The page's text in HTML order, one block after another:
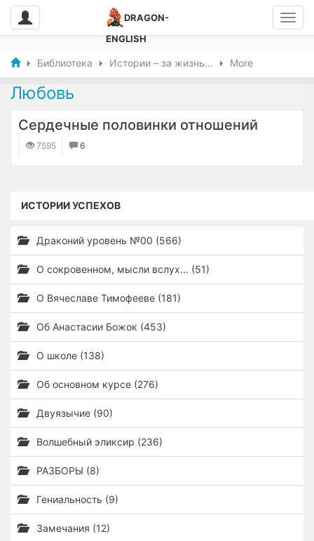
DRAGON-
ENGLISH
Библиотека Истории – за жизнь... More
Любовь
Сердечные половинки отношений
7595 6
ИСТОРИИ УСПЕХОВ
Драконий уровень №00 (566)
О сокровенном, мысли вслух... (51)
О Вячеславе Тимофееве (181)
Об Анастасии Божок (453)
О школе (138)
Об основном курсе (276)
Двуязычие (90)
Волшебный эликсир (236)
РАЗБОРЫ (8)
Гениальность (9)
Замечания (12)